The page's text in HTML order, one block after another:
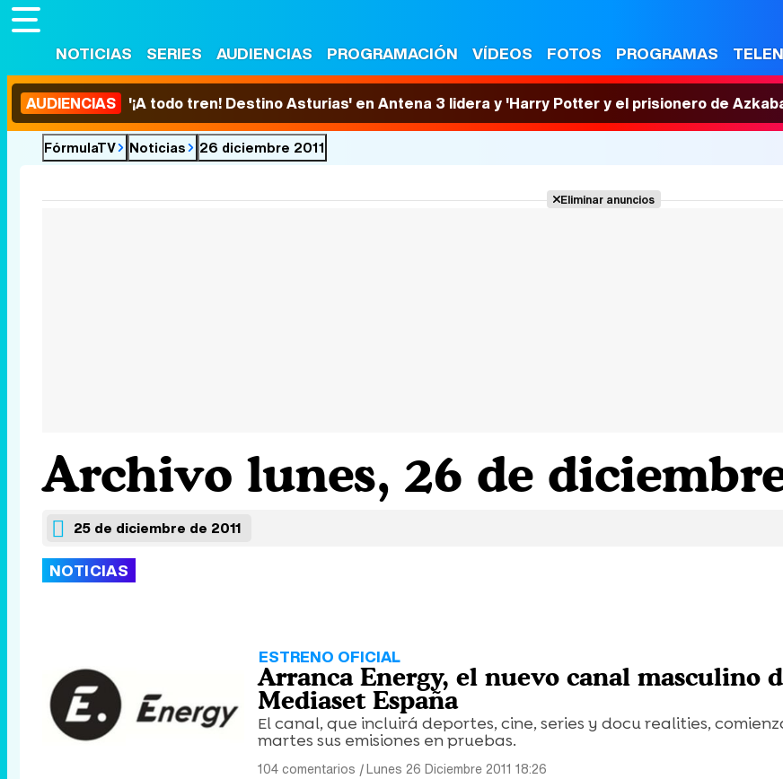
NOTICIAS SERIES AUDIENCIAS PROGRAMACIÓN VÍDEOS FOTOS PROGRAMAS
AUDIENCIAS '¡A todo tren! Destino Asturias' en Antena 3 lidera y 'Harry Potter y el prisionero de
FórmulaTV Noticias 26 diciembre 2011
Eliminar anuncios
Archivo lunes, 26 de
25 de diciembre de 2011
NOTICIAS
ESTRENO OFICIAL
Arranca Energy, el nuevo canal masculino
Mediaset España
El canal, que incluirá deportes, cine, series y docu realities,
martes sus emisiones en pruebas.
104 comentarios |Lunes 26 Diciembre 2011 18:26